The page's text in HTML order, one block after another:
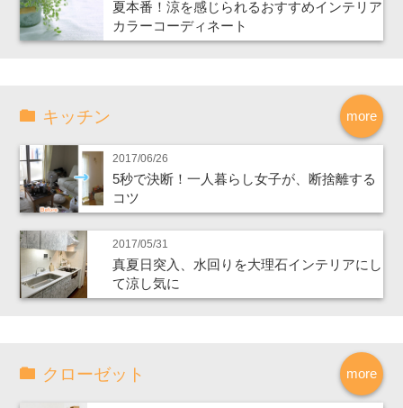
夏本番！涼を感じられるおすすめインテリア
カラーコーディネート
more
キッチン
2017/06/26
5秒で決断！一人暮らし女子が、断捨離する
コツ
2017/05/31
真夏日突入、水回りを大理石インテリアにし
て涼し気に
more
クローゼット